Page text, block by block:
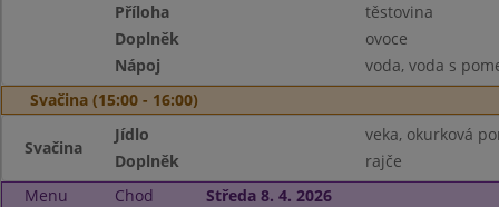
Příloha
těstovina
Doplněk
ovoce
Nápoj
voda, voda s
Svačina (15:00 - 16:00)
Svačina
Jídlo
veka, okurková
Doplněk
rajče
Menu
Chod
Středa 8. 4. 2026